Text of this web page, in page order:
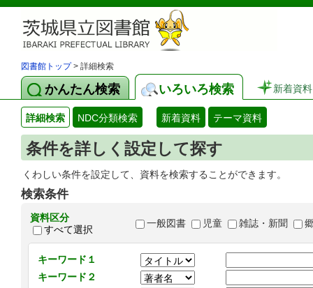
図書館トップ> 詳細検索
かんたん検索 いろいろ検索 新着資料
詳細検索 NDC分類検索 新着資料 テーマ資料
条件を詳しく設定して探す
くわしい条件を設定して、資料を検索することができます。
検索条件
資料区分
すべて選択
一般図書 児童 雑誌・新聞
キーワード１
キーワード２